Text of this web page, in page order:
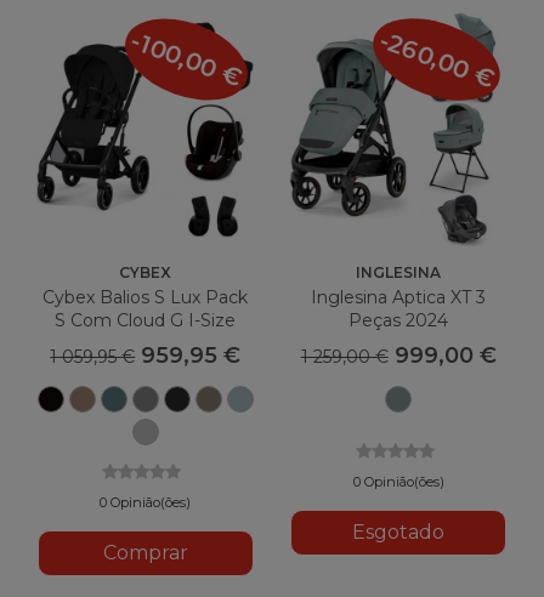
CYBEX
Cybex Balios S Lux Pack
S Com Cloud G I-Size
Plus
1 059,95 € 959,95 €
LuaBege
Amêndoa
Azul
tempestuoso
Cinza
Pedra
LuaConcha
Azul
Pedra
0 Opinião(ões)
Comprar
-100,00 €
INGLESINA
Inglesina Aptica XT 3
Peças 2024
1 259,00 € 999,00 €
Igloo
0 Opinião(ões)
Esgotado
-260,00 €